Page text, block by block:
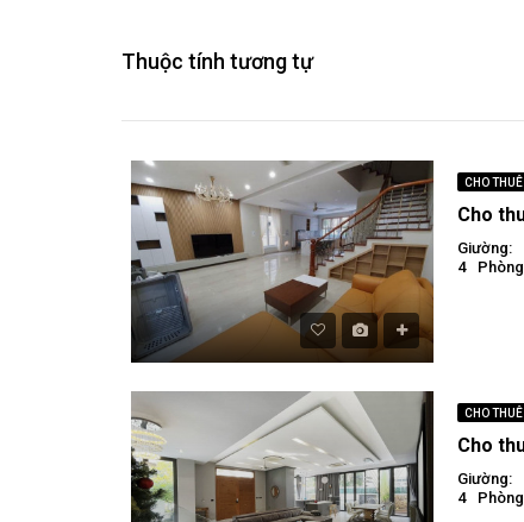
Thuộc tính tương tự
CHO THUÊ
Giường:
4
Phòng
CHO THUÊ
Giường:
4
Phòng